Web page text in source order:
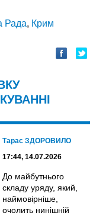
Рада, Крим
Тарас ЗДОРОВИЛО
17:44, 14.07.2026
До майбутнього
складу уряду, який,
наймовірніше,
очолить нинішній